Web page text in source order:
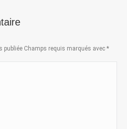
publiée Champs requis marqués avec *